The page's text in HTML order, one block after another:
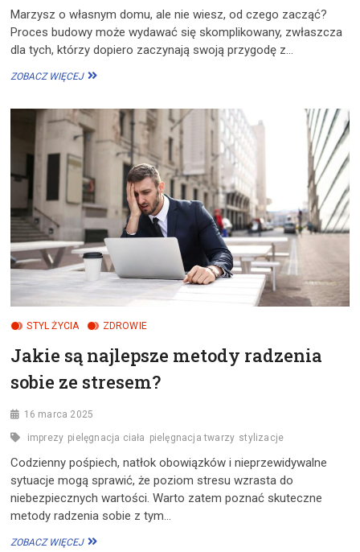
Marzysz o własnym domu, ale nie wiesz, od czego zacząć?
Proces budowy może wydawać się skomplikowany, zwłaszcza
dla tych, którzy dopiero zaczynają swoją przygodę z…
ZOBACZ WIĘCEJBUDOWA
PO
KROKU
PORADNIK
DLA
POCZĄTKUJĄCYCH
STYL ŻYCIA ZDROWIE
Jakie są najlepsze metody radzenia
sobie ze stresem?
16 marca 2025
imprezy pielęgnacja ciała pielęgnacja twarzy stylizacje
Codzienny pośpiech, natłok obowiązków i nieprzewidywalne
sytuacje mogą sprawić, że poziom stresu wzrasta do
niebezpiecznych wartości. Warto zatem poznać skuteczne
metody radzenia sobie z tym…
ZOBACZ WIĘCEJJAKIE